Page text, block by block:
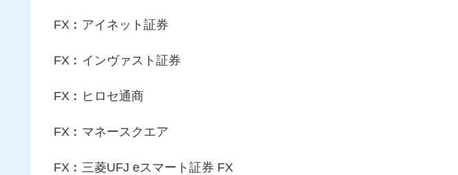
FX︰アイネット証券
FX︰インヴァスト証券
FX︰ヒロセ通商
FX︰マネースクエア
FX︰三菱UFJ eスマート証券 FX